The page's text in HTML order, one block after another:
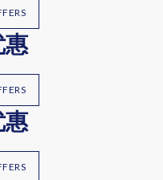
惠
惠